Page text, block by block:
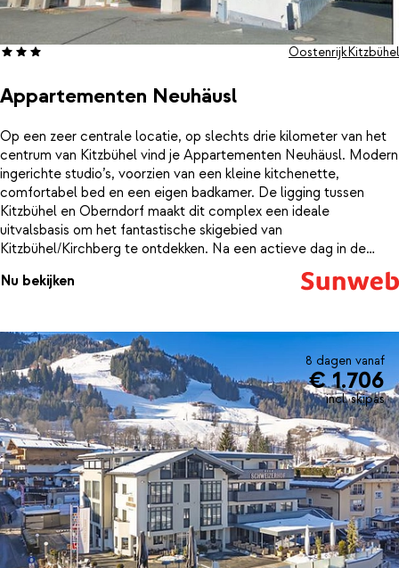
Appartementen Neuhäusl
OostenrijkKitzbühel
Op een zeer centrale locatie, op slechts drie kilometer van het
centrum van Kitzbühel vind je Appartementen Neuhäusl. Modern
ingerichte studio’s, voorzien van een kleine kitchenette,
comfortabel bed en een eigen badkamer. De ligging tussen
Kitzbühel en Oberndorf maakt dit complex een ideale
uitvalsbasis om het fantastische skigebied van
Kitzbühel/Kirchberg te ontdekken. Na een actieve dag in de
sneeuw kun je heerlijk ontspannen in je eigen studio of in een van
de gezellige restaurants of bars in de omgeving. De
dichtstbijzijnd is, is een skipas voor het fantastische skigebied
Kirchberg-Kitzbühel inclusief. Appartementen Neuhäusl ligt in
een buitenwijk van Kitzbühel, aan de doorgaande weg. Er is geen
bushalte in de buurt, dus om bij de skilift te komen, dien je
gebruik te maken van eigen vervoer.
Nu bekijken
8 dagen vanaf
€ 1.706
incl. skipas